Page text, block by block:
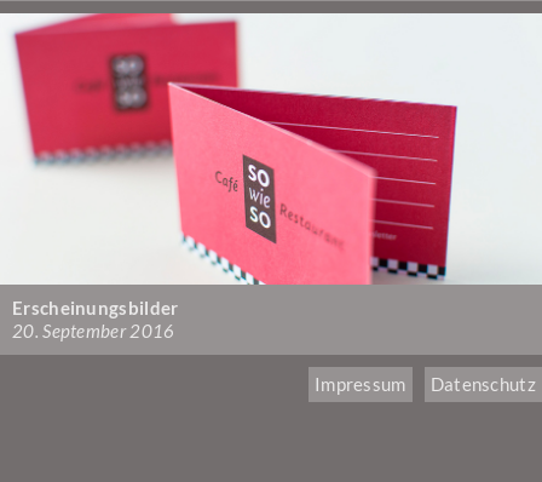
Erscheinungsbilder
20. September 2016
Impressum Datenschutz